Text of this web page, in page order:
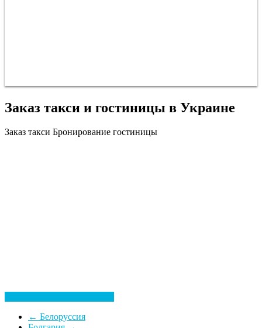
Заказ такси и гостиницы в Украине
Заказ такси Бронирование гостиницы
← Белоруссия